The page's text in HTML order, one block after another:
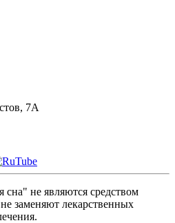
7А
не являются средством
заменяют лекарственных